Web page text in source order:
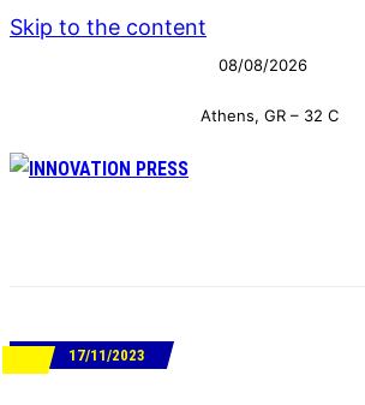
Skip to the content
08/08/2026
Athens, GR – 32 C
17/11/2023